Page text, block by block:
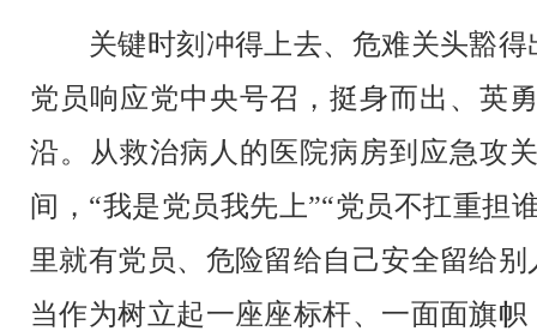
关键时刻冲得上去、危难关头豁得
党员响应党中央号召，挺身而出、英
沿。从救治病人的医院病房到应急攻
间， “我是党员我先上”“党员不扛重担
里就有党员、危险留给自己安全留给
当作为树立起一座座标杆、一面面旗